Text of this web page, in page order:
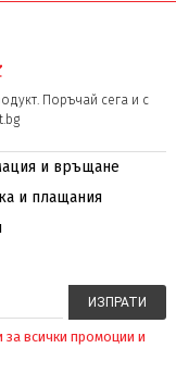
Поръчай сега и с
и връщане
и плащания
за всички промоции и